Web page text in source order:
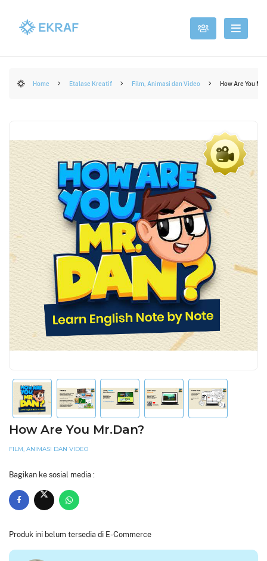
Home Etalase Kreatif Film, Animasi dan Video How Are You
How Are You Mr.Dan?
FILM, ANIMASI DAN VIDEO
Bagikan ke sosial media :
Produk ini belum tersedia di E-Commerce